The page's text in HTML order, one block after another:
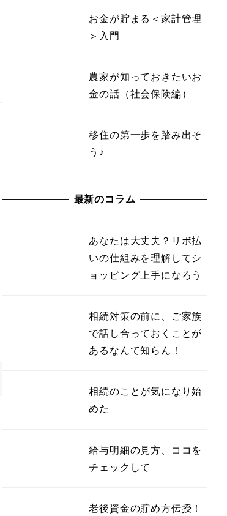
お金が貯まる＜家計管理
＞入門
農家が知っておきたいお
金の話（社会保険編）
移住の第一歩を踏み出そ
う♪
最新のコラム
あなたは大丈夫？リボ払
いの仕組みを理解してシ
ョッピング上手になろう
相続対策の前に、ご家族
で話し合っておくことが
あるなんて知らん！
相続のことが気になり始
めた
給与明細の見方、ココを
チェックして
老後資金の貯め方伝授！